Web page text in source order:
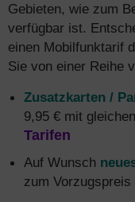
Gebieten, wie zum
verfügbar ist.
einen Mobilfunktarif
Sie von einer Reihe
Zusatzkarten /
9,95 € mit
Tarifen
Auf Wunsch
zum